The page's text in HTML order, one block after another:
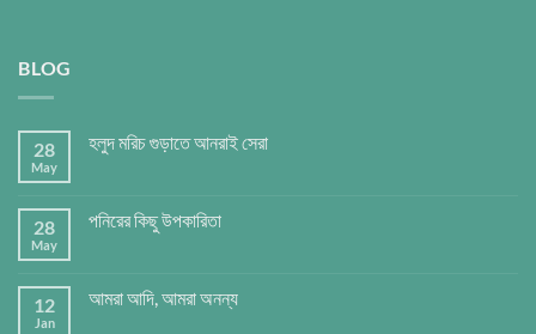
BLOG
28
May
হলুদ মরিচ গুড়াতে আনরাই সেরা
28
May
পনিরের কিছু উপকারিতা
12
Jan
আমরা আদি, আমরা অনন্য